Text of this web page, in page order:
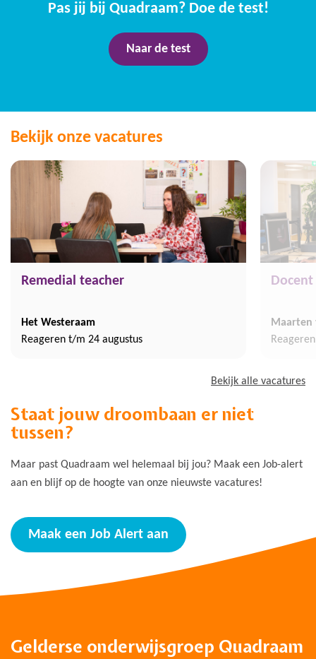
Pas jij bij Quadraam? Doe de test!
Naar de test
Bekijk onze vacatures
Remedial teacher
Het Westeraam
Reageren t/m 24 augustus
Maarten
Bekijk alle vacatures
Staat jouw droombaan er niet
tussen?
Maar past Quadraam wel helemaal bij jou? Maak een Job-alert
aan en blijf op de hoogte van onze nieuwste vacatures!
Maak een Job Alert aan
Gelderse onderwijsgroep Quadraam